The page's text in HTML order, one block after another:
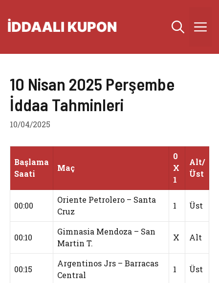
atla
10 Nisan 2025 Perşembe
İddaa Tahminleri
10/04/2025
Başlama
Saati
Maç
0
X
1
Alt/
Üst
00:00
Oriente Petrolero – Santa
Cruz
1 Üst
00:10
Gimnasia Mendoza – San
Martin T.
X Alt
00:15
Argentinos Jrs – Barracas
Central
1 Üst